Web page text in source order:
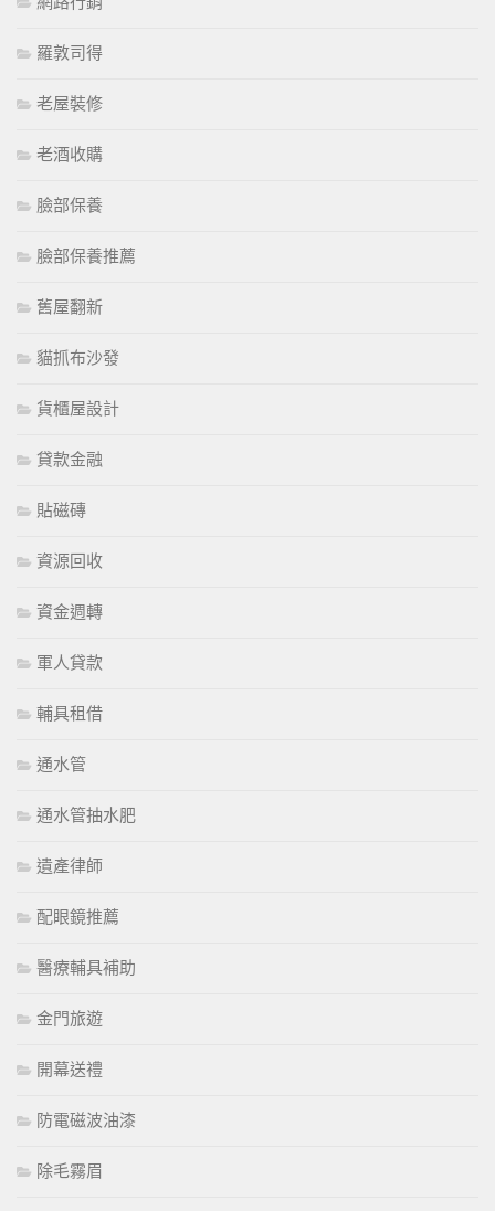
羅敦司得
老屋裝修
老酒收購
臉部保養
臉部保養推薦
舊屋翻新
貓抓布沙發
貨櫃屋設計
貸款金融
貼磁磚
資源回收
資金週轉
軍人貸款
輔具租借
通水管
通水管抽水肥
遺產律師
配眼鏡推薦
醫療輔具補助
金門旅遊
開幕送禮
防電磁波油漆
除毛霧眉